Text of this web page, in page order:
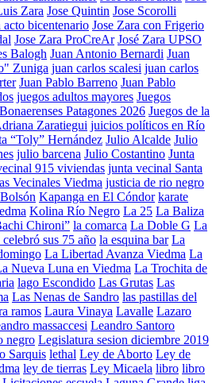
Zara Jose Quintin Jose Scorolli
acto bicentenario Jose Zara con Frigerio
Jose Zara ProCreAr José Zara UPSO
Balogh Juan Antonio Bernardi Juan
Zuniga juan carlos scalesi juan carlos
Juan Pablo Barreno Juan Pablo
juegos adultos mayores Juegos
Patagones 2026 Juegos de la
Zaratiegui juicios políticos en Río
“Toly” Hernández Julio Alcalde Julio
julio barcena Julio Costantino Junta
915 viviendas junta vecinal Santa
Vecinales Viedma justicia de rio negro
Kapanga en El Cóndor karate
Kolina Río Negro La 25 La Baliza
Chironi” la comarca La Doble G La
sus 75 año la esquina bar La
La Libertad Avanza Viedma La
Nueva Luna en Viedma La Trochita de
lago Escondido Las Grutas Las
Las Nenas de Sandro las pastillas del
ramos Laura Vinaya Lavalle Lazaro
massaccesi Leandro Santoro
negro Legislatura sesion diciembre 2019
Sarquis lethal Ley de Aborto Ley de
ley de tierras Ley Micaela libro libro